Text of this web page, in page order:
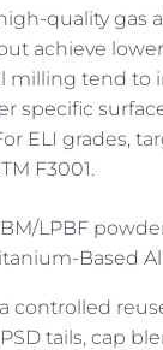
quality gas
achieve
milling tend to
specific
ELI grades,
F3001.
LPBF
Based
controlled
tails, cap